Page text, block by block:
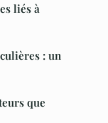
liés à
: un
que